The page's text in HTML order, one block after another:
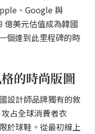
、Google 與
億美元估值成為韓國
個達到此里程碑的時
的時尚版圖
設計師品牌獨有的敘
占全球消費者衣
於球鞋。從最初線上